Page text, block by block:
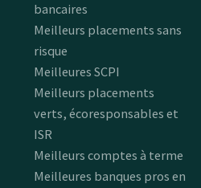
bancaires
Meilleurs placements sans
risque
Meilleures SCPI
Meilleurs placements
verts, écoresponsables et
ISR
Meilleurs comptes à terme
Meilleures banques pros en